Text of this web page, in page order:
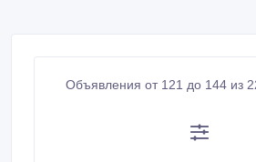
Объявления от 121 до 144 из